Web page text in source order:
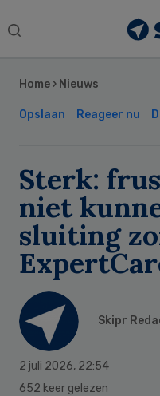
Search
Home › Nieuws
Opslaan Reageer nu
Sterk:
niet
sluiting
Skipr
2 juli 2026, 22:54
652 keer gelezen
Sidebar